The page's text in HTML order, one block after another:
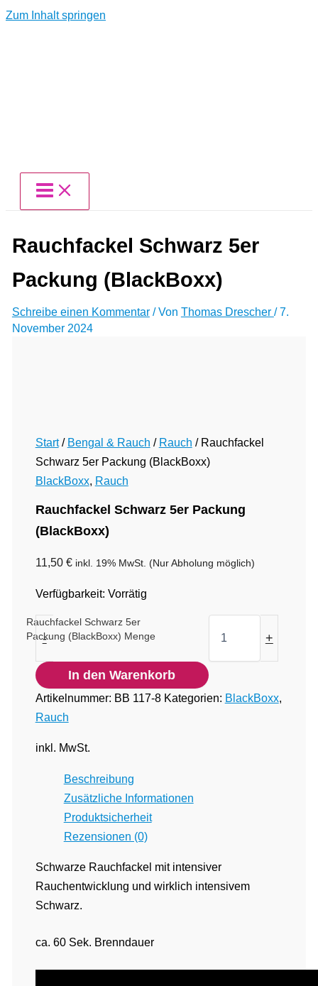
Zum Inhalt springen
Rauchfackel Schwarz 5er
Packung (BlackBoxx)
Schreibe einen Kommentar / Von Thomas Drescher /7.
November 2024
Start/ Bengal & Rauch / Rauch / Rauchfackel
Schwarz 5er Packung (BlackBoxx)
BlackBoxx, Rauch
Rauchfackel Schwarz 5er Packung
(BlackBoxx)
11,50 € inkl. 19% MwSt. (Nur Abholung möglich)
Verfügbarkeit: Vorrätig
-
Rauchfackel Schwarz 5er
Packung (BlackBoxx) Menge
+
In den Warenkorb
Artikelnummer: BB 117-8 Kategorien: BlackBoxx,
Rauch
inkl. MwSt.
Beschreibung
Zusätzliche Informationen
Produktsicherheit
Rezensionen (0)
Schwarze Rauchfackel mit intensiver
Rauchentwicklung und wirklich intensivem
Schwarz.
ca. 60 Sek. Brenndauer